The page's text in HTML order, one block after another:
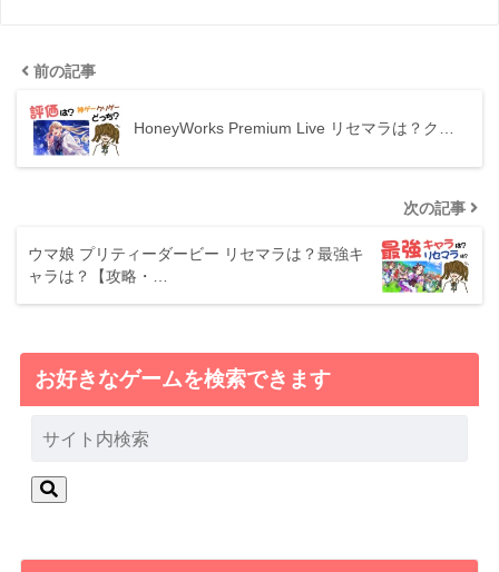
前の記事
HoneyWorks Premium Live リセマラは？ク…
次の記事
ウマ娘 プリティーダービー リセマラは？最強キ
ャラは？【攻略・…
お好きなゲームを検索できます